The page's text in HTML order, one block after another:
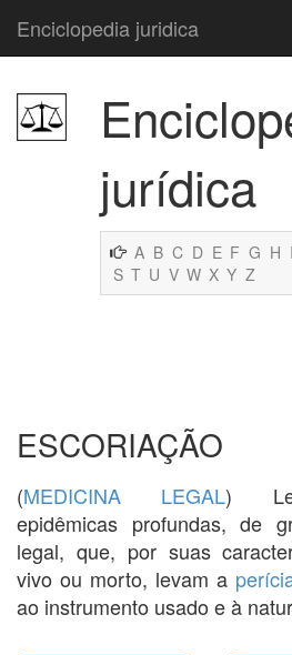
Enciclopedia juridica
jurídica
A B C D E F G H I
S T U V W X Y Z
ESCORIAÇÃO
(MEDICINA LEGAL)
epidêmicas profundas, de
legal, que, por suas
vivo ou morto, levam a
ao instrumento usado e à